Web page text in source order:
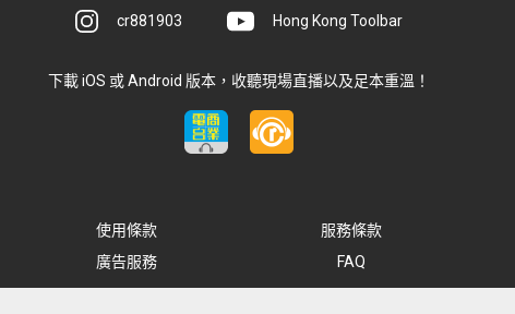
cr881903 Hong Kong Toolbar
下載 iOS 或 Android 版本，收聽現場直播以及足本重溫！
使用條款 服務條款
廣告服務 FAQ